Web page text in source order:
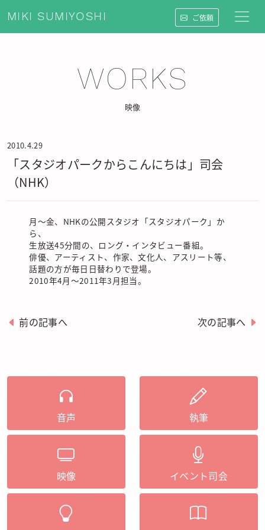
MIKI SUMIYOSHI ご依頼
WORKS
映像
2010.4.29
「スタジオパークからこんにちは」司会
（NHK）
月〜金、NHKの公開スタジオ「スタジオパーク」か
ら、
生放送45分間の、ロング・インタビュー番組。
俳優、アーティスト、作家、文化人、アスリート等、
話題の方が毎日日替わりで登場。
2010年4月〜2011年3月担当。
前の記事へ 次の記事へ
音声 執筆
映像 イベント司会